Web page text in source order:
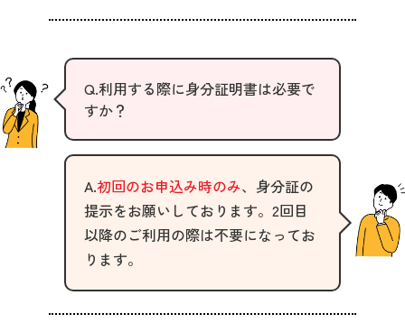
Q.利用する際に身分証明書は必要で
すか？
A.初回のお申込み時のみ、身分証の
提示をお願いしております。2回目
以降のご利用の際は不要になってお
ります。